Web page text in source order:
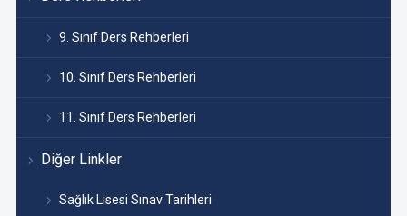
9. Sınıf Ders Rehberleri
10. Sınıf Ders Rehberleri
11. Sınıf Ders Rehberleri
Diğer Linkler
Sağlık Lisesi Sınav Tarihleri